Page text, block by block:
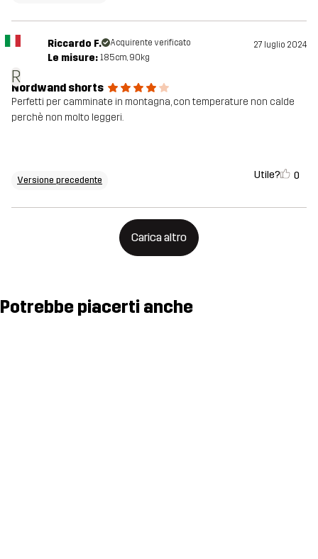
R
Riccardo F. Acquirente verificato 27 luglio 2024
Le misure: 185cm, 90kg
Nordwand shorts
Perfetti per camminate in montagna, con temperature non calde
perchè non molto leggeri.
Versione precedente Utile? 0
Carica altro
Potrebbe piacerti anche